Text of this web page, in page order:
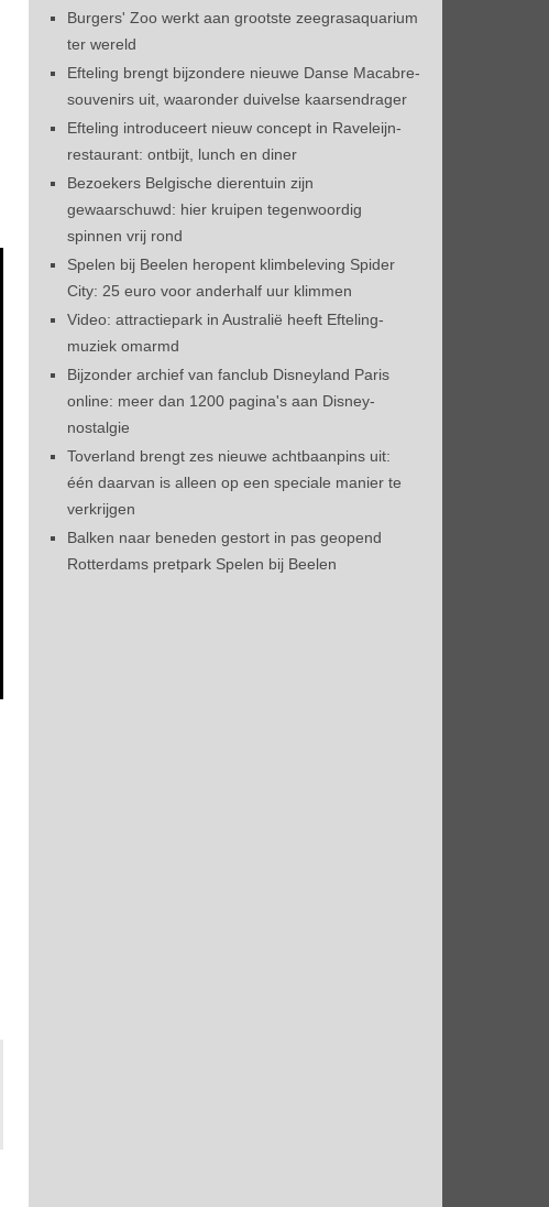
Burgers' Zoo werkt aan grootste zeegrasaquarium
ter wereld
Efteling brengt bijzondere nieuwe Danse Macabre-
souvenirs uit, waaronder duivelse kaarsendrager
Efteling introduceert nieuw concept in Raveleijn-
restaurant: ontbijt, lunch en diner
Bezoekers Belgische dierentuin zijn
gewaarschuwd: hier kruipen tegenwoordig
spinnen vrij rond
Spelen bij Beelen heropent klimbeleving Spider
City: 25 euro voor anderhalf uur klimmen
Video: attractiepark in Australië heeft Efteling-
muziek omarmd
Bijzonder archief van fanclub Disneyland Paris
online: meer dan 1200 pagina's aan Disney-
nostalgie
Toverland brengt zes nieuwe achtbaanpins uit:
één daarvan is alleen op een speciale manier te
verkrijgen
Balken naar beneden gestort in pas geopend
Rotterdams pretpark Spelen bij Beelen